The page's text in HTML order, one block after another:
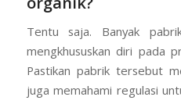
Tentu saja. Banyak
mengkhususkan diri pada
Pastikan pabrik tersebut
juga memahami regulasi